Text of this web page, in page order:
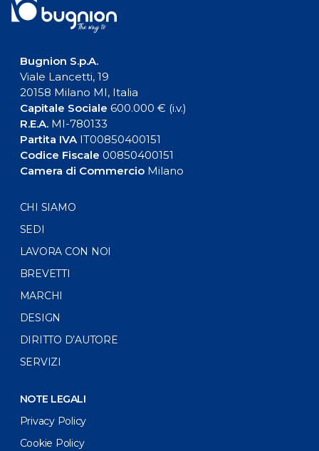
Bugnion S.p.A.
Viale Lancetti, 19
20158 Milano MI, Italia
Capitale Sociale 600.000 € (i.v.)
R.E.A.MI-780133
Partita IVAIT00850400151
Codice Fiscale 00850400151
Camera di CommercioMilano
CHI SIAMO
SEDI
LAVORA CON NOI
BREVETTI
MARCHI
DESIGN
DIRITTO D’AUTORE
SERVIZI
NOTE LEGALI
Privacy Policy
Cookie Policy